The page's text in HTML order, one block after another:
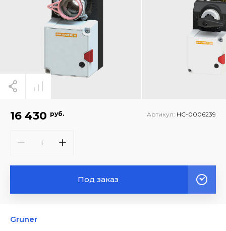
Gruner
16 430 руб. Артикул: НС-0006239
Под заказ